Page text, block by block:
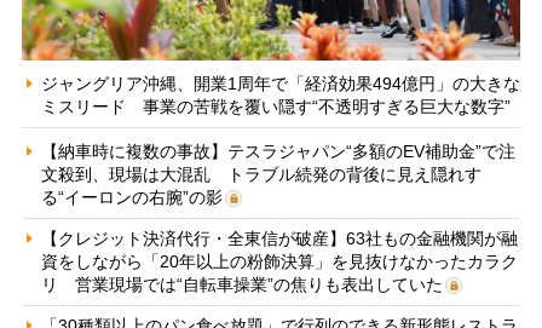
ジャングリア沖縄、開業1周年で「経済効果494億円」の大きな
ミスリード 事業の苦戦を覆い隠す“不透明すぎる巨大な数字”
【納車時に複数の事故】テスラジャパン“多額のEV補助金”で注
文殺到、現場は大混乱 トラブル続発の背後に見え隠れす
る“イーロンの右腕”の影
【クレジット決済代行・全東信が破産】63社もの金融機関が融
資をしながら「20年以上の粉飾決算」を見抜けなかったカラク
リ 営業現場では“自転車操業”の焦りも表出していた